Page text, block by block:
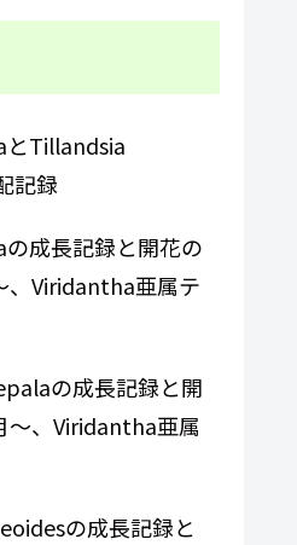
Tillandsia
記録
成長記録と開花の
、Viridantha亜属テ
の成長記録と開
～、Viridantha亜属
の成長記録と